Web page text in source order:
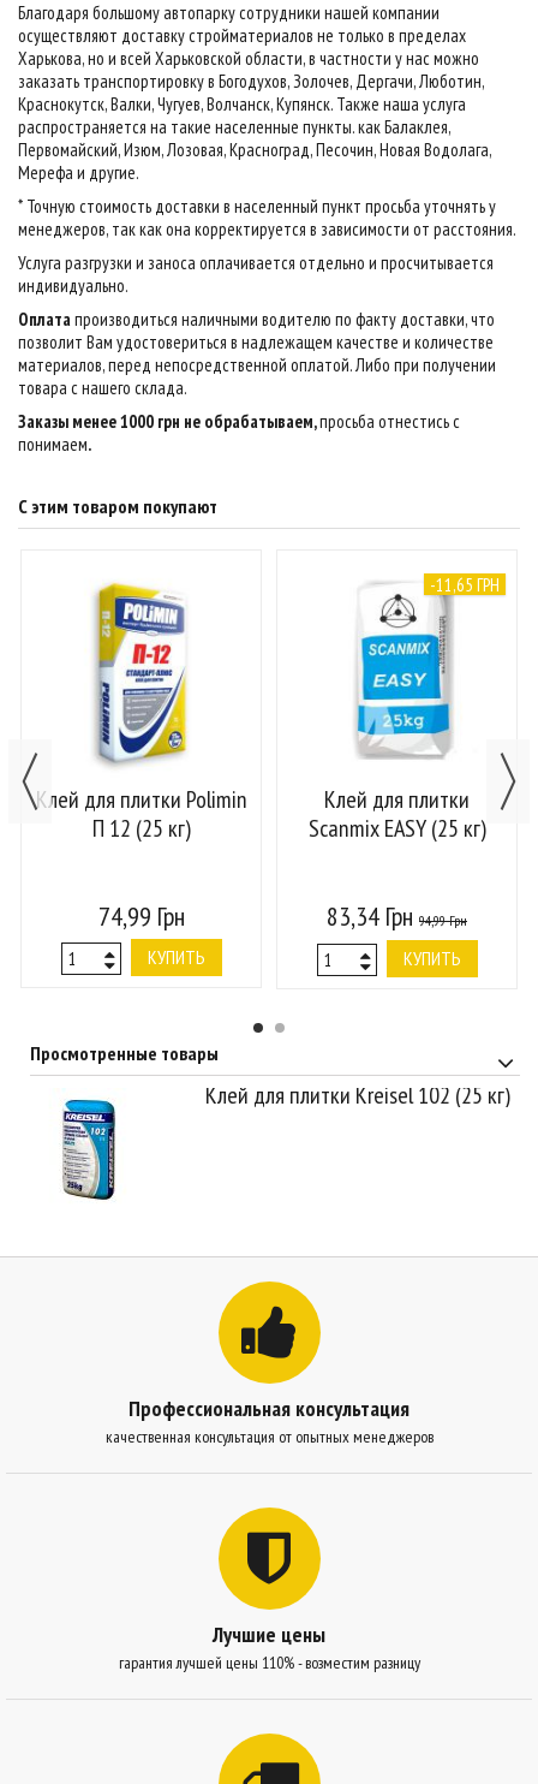
Благодаря большому автопарку сотрудники нашей компании
осуществляют доставку стройматериалов не только в пределах
Харькова, но и всей Харьковской области, в частности у нас можно
заказать транспортировку в Богодухов, Золочев, Дергачи, Люботин,
Краснокутск, Валки, Чугуев, Волчанск, Купянск. Также наша услуга
распространяется на такие населенные пункты. как Балаклея,
Первомайский, Изюм, Лозовая, Красноград, Песочин, Новая Водолага,
Мерефа и другие.
* Точную стоимость доставки в населенный пункт просьба уточнять у
менеджеров, так как она корректируется в зависимости от расстояния.
Услуга разгрузки и заноса оплачивается отдельно и просчитывается
индивидуально.
Оплатапроизводиться наличными водителю по факту доставки, что
позволит Вам удостовериться в надлежащем качестве и количестве
материалов, перед непосредственной оплатой. Либо при получении
товара с нашего склада.
Заказы менее 1000 грн не обрабатываем,просьба отнестись с
понимаем.
С этим товаром покупают
Клей для плитки Polimin
П 12 (25 кг)
74,99 Грн
КУПИТЬ
-11,65 ГРН
Клей для плитки
Scanmix EASY (25 кг)
83,34 Грн 94,99 Грн
КУПИТЬ
Просмотренные товары
Клей для плитки Kreisel 102 (25 кг)
Профессиональная консультация
качественная консультация от опытных менеджеров
Лучшие цены
гарантия лучшей цены 110% - возместим разницу